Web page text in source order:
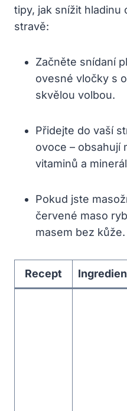
tipy, jak snížit hladinu
stravě:
Začněte ⁤snídaní
‌ovesné‌ vločky s
skvělou ⁣volbou.
Přidejte⁣ do vaší
ovoce – obsahují
vitaminů ‍a
Pokud jste
červené maso
masem bez kůže.
Recept